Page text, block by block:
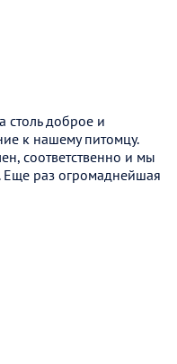
столь доброе и
к нашему питомцу.
соответственно и мы
Еще раз огромаднейшая